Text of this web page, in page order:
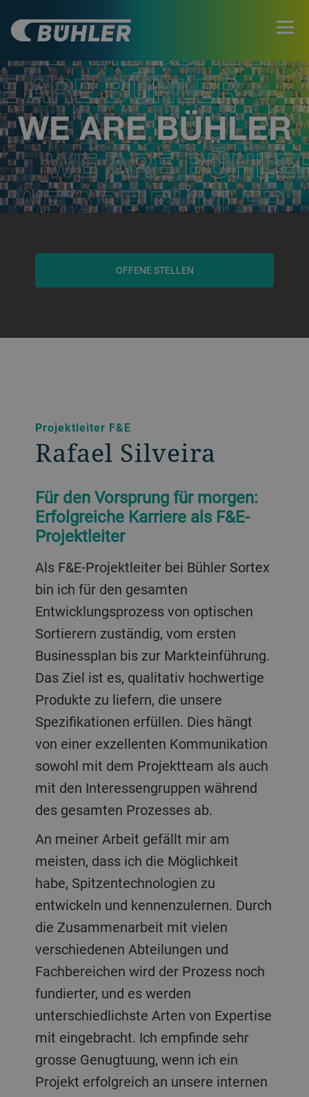
OFFENE STELLEN
Projektleiter F&E
Rafael Silveira
Für den Vorsprung für morgen:
Erfolgreiche Karriere als F&E-
Projektleiter
Als F&E-Projektleiter bei Bühler Sortex
bin ich für den gesamten
Entwicklungsprozess von optischen
Sortierern zuständig, vom ersten
Businessplan bis zur Markteinführung.
Das Ziel ist es, qualitativ hochwertige
Produkte zu liefern, die unsere
Spezifikationen erfüllen. Dies hängt
von einer exzellenten Kommunikation
sowohl mit dem Projektteam als auch
mit den Interessengruppen während
des gesamten Prozesses ab.
An meiner Arbeit gefällt mir am
meisten, dass ich die Möglichkeit
habe, Spitzentechnologien zu
entwickeln und kennenzulernen. Durch
die Zusammenarbeit mit vielen
verschiedenen Abteilungen und
Fachbereichen wird der Prozess noch
fundierter, und es werden
unterschiedlichste Arten von Expertise
mit eingebracht. Ich empfinde sehr
grosse Genugtuung, wenn ich ein
Projekt erfolgreich an unsere internen